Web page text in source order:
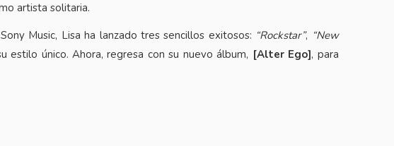
artista solitaria.
Music, Lisa ha lanzado tres sencillos exitosos: “Rockstar”, “New
estilo único. Ahora, regresa con su nuevo álbum, [Alter Ego], para